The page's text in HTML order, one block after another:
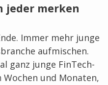
jeder merken
Immer mehr junge
aufmischen.
ganz junge FinTech-
und Monaten,